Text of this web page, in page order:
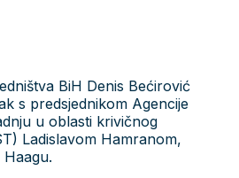
BiH Denis Bećirović
s predsjednikom Agencije
u oblasti krivičnog
Ladislavom Hamranom,
Haagu.